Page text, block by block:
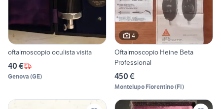
oftalmoscopio oculista visita
40 €
Genova (GE)
4
Oftalmoscopio Heine Beta
Professional
450 €
Montelupo Fiorentino(FI)